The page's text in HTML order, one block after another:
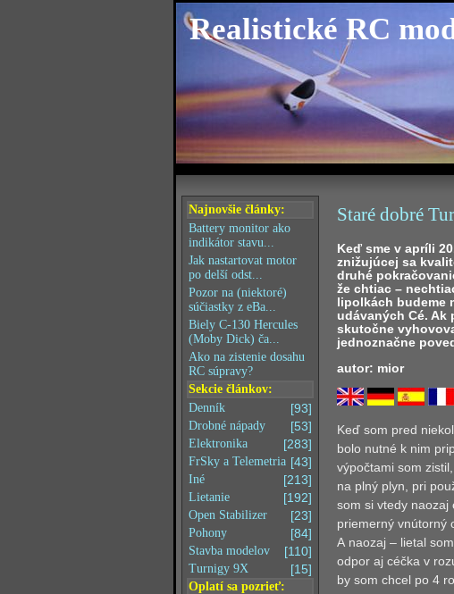
Realistické RC
Najnovšie články:
Battery monitor ako
indikátor stavu...
Jak nastartovat motor
po delší odst...
Pozor na (niektoré)
súčiastky z eBa...
Biely C-130 Hercules
(Moby Dick) ča...
Ako na zistenie dosahu
RC súpravy?
Sekcie článkov:
[93]
Denník
[53]
Drobné nápady
[283]
Elektronika
[43]
FrSky a Telemetria
[213]
Iné
[192]
Lietanie
[23]
Open Stabilizer
[84]
Pohony
[110]
Stavba modelov
[15]
Turnigy 9X
Oplatí sa pozrieť:
Staré dobré
Keď sme v apríli
znižujúcej sa
druhé
že chtiac –
lipolkách budeme
udávaných Cé. Ak
skutočne
jednoznačne
autor: mior
Keď som pred
bolo nutné k nim
výpočtami som
na plný plyn, pri
som si vtedy naozaj
priemerný vnútorný
A naozaj – lietal
odpor aj céčka v
by som chcel po 4